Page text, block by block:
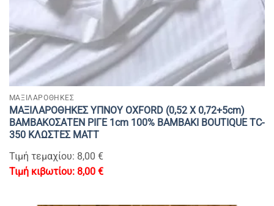
ΜΑΞΙΛΑΡΟΘΗΚΕΣ
ΜΑΞΙΛΑΡΟΘΗΚΕΣ ΥΠΝΟΥ OXFORD (0,52 Χ 0,72+5cm)
ΒΑΜΒΑΚΟΣΑΤΕΝ ΡΙΓΕ 1cm 100% BAMBAKI BOUTIQUE TC-
350 ΚΛΩΣΤΕΣ MATT
Τιμή τεμαχίου: 8,00 €
8,00 €